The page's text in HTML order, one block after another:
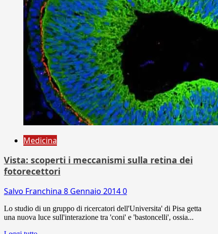
Medicina
Vista: scoperti i meccanismi sulla retina dei
fotorecettori
Salvo Franchina 8 Gennaio 20140
Lo studio di un gruppo di ricercatori dell'Universita' di Pisa getta
una nuova luce sull'interazione tra 'coni' e 'bastoncelli', ossia...